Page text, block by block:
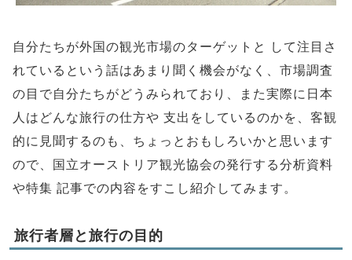
自分たちが外国の観光市場のターゲットと して注目さ
れているという話はあまり聞く機会がなく、市場調査
の目で自分たちがどうみられており、また実際に日本
人はどんな旅行の仕方や 支出をしているのかを、客観
的に見聞するのも、ちょっとおもしろいかと思います
ので、国立オーストリア観光協会の発行する分析資料
や特集 記事での内容をすこし紹介してみます。
旅行者層と旅行の目的